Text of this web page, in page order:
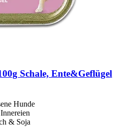
Schale, Ente&Geflügel
Hunde
& Soja